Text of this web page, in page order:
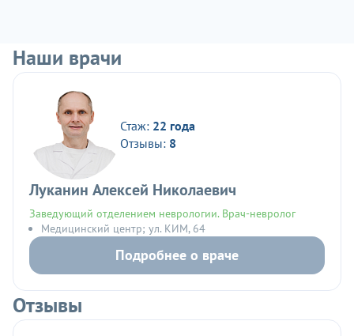
Наши врачи
Стаж: 22 года
Отзывы: 8
Луканин Алексей Николаевич
Заведующий отделением неврологии. Врач-невролог
Медицинский центр; ул. КИМ, 64
Подробнее о враче
Отзывы